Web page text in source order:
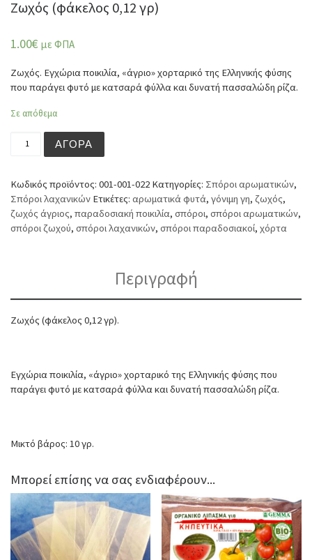
Ζωχός (φάκελος 0,12 γρ)
1.00€ με ΦΠΑ
Ζωχός. Εγχώρια ποικιλία, «άγριο» χορταρικό της Ελληνικής φύσης
που παράγει φυτό με κατσαρά φύλλα και δυνατή πασσαλώδη ρίζα.
Σε απόθεμα
ΑΓΟΡΆ
Κωδικός προϊόντος: 001-001-022 Κατηγορίες: Σπόροι αρωματικών,
Σπόροι λαχανικών Ετικέτες: αρωματικά φυτά, γόνιμη γη, ζωχός,
ζωχός άγριος, παραδοσιακή ποικιλία, σπόροι, σπόροι αρωματικών,
σπόροι ζωχού, σπόροι λαχανικών, σπόροι παραδοσιακοί, χόρτα
Περιγραφή
Ζωχός (φάκελος 0,12 γρ).
Εγχώρια ποικιλία, «άγριο» χορταρικό της Ελληνικής φύσης που
παράγει φυτό με κατσαρά φύλλα και δυνατή πασσαλώδη ρίζα.
Μικτό βάρος: 10 γρ.
Μπορεί επίσης να σας ενδιαφέρουν...